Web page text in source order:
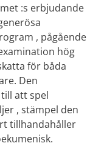
:s erbjudande
, pågående
hög
för båda
Den
att spel
, stämpel den
tillhandahåller